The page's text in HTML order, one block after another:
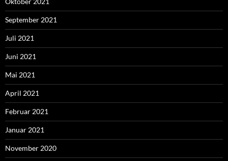
September 2021
Juli 2021
Juni 2021
Mai 2021
April 2021
Februar 2021
Januar 2021
November 2020